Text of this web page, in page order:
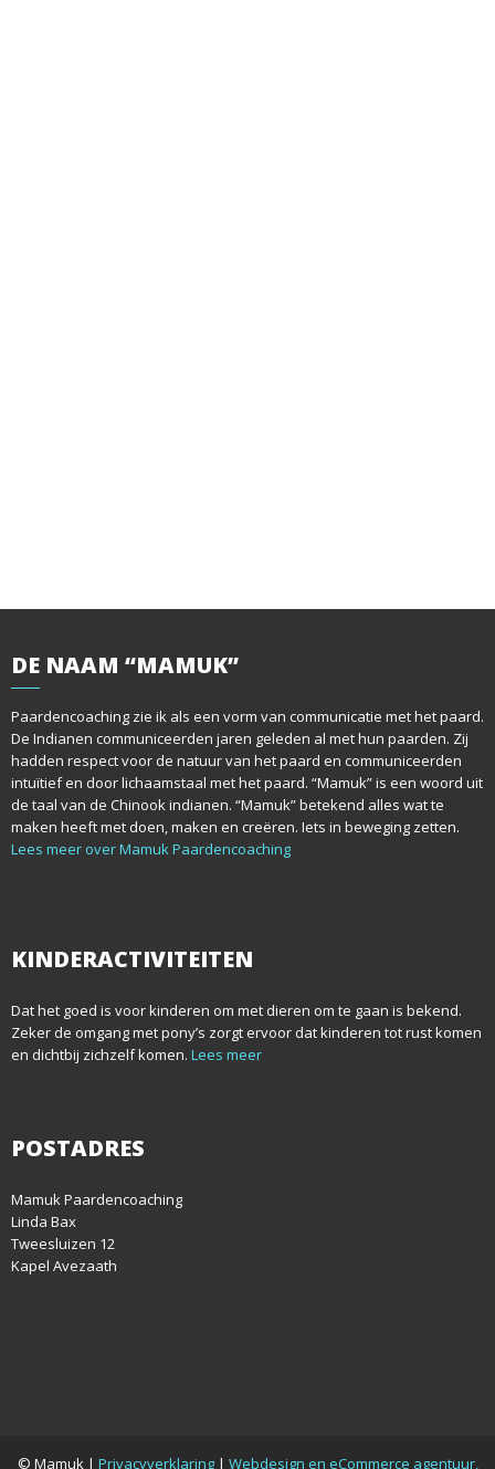
DE NAAM “MAMUK”
Paardencoaching zie ik als een vorm van communicatie met het paard.
De Indianen communiceerden jaren geleden al met hun paarden. Zij
hadden respect voor de natuur van het paard en communiceerden
intuïtief en door lichaamstaal met het paard. “Mamuk” is een woord uit
de taal van de Chinook indianen. “Mamuk” betekend alles wat te
maken heeft met doen, maken en creëren. Iets in beweging zetten.
Lees meer over Mamuk Paardencoaching
KINDERACTIVITEITEN
Dat het goed is voor kinderen om met dieren om te gaan is bekend.
Zeker de omgang met pony’s zorgt ervoor dat kinderen tot rust komen
en dichtbij zichzelf komen. Lees meer
POSTADRES
Mamuk Paardencoaching
Linda Bax
Tweesluizen 12
Kapel Avezaath
© Mamuk | Privacyverklaring| Webdesign en eCommerce agentuur,